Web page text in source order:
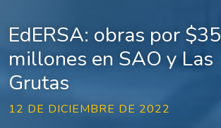
EdERSA: obras por $35
millones en SAO y Las
Grutas
12 DE DICIEMBRE DE 2022